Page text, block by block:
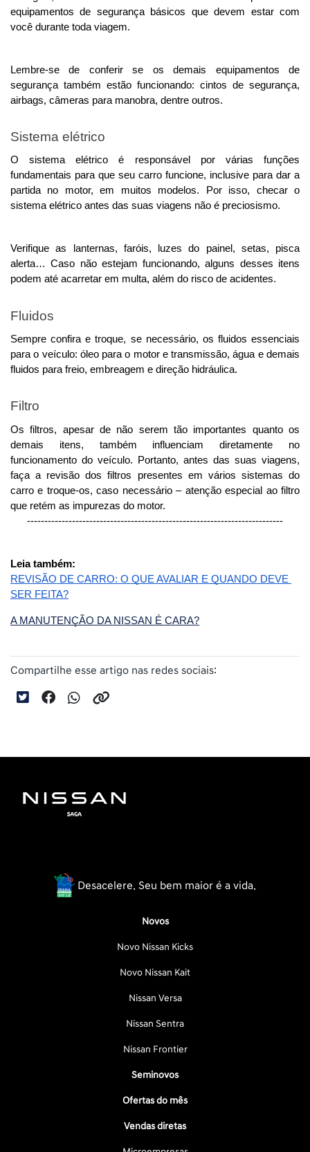
equipamentos de segurança básicos que devem estar com
você durante toda viagem.
Lembre-se de conferir se os demais equipamentos de
segurança também estão funcionando: cintos de segurança,
airbags, câmeras para manobra, dentre outros.
Sistema elétrico
O sistema elétrico é responsável por várias funções
fundamentais para que seu carro funcione, inclusive para dar a
partida no motor, em muitos modelos. Por isso, checar o
sistema elétrico antes das suas viagens não é preciosismo.
Verifique as lanternas, faróis, luzes do painel, setas, pisca
alerta… Caso não estejam funcionando, alguns desses itens
podem até acarretar em multa, além do risco de acidentes.
Fluidos
Sempre confira e troque, se necessário, os fluidos essenciais
para o veículo: óleo para o motor e transmissão, água e demais
fluidos para freio, embreagem e direção hidráulica.
Filtro
Os filtros, apesar de não serem tão importantes quanto os
demais itens, também influenciam diretamente no
funcionamento do veículo. Portanto, antes das suas viagens,
faça a revisão dos filtros presentes em vários sistemas do
carro e troque-os, caso necessário – atenção especial ao filtro
que retém as impurezas do motor.
--------------------------------------------------------------------------
Leia também:
REVISÃO DE CARRO: O QUE AVALIAR E QUANDO DEVE
SER FEITA?
A MANUTENÇÃO DA NISSAN É CARA?
Compartilhe esse artigo nas redes sociais:
Desacelere. Seu bem maior é a vida.
Novos
Novo Nissan Kicks
Novo Nissan Kait
Nissan Versa
Nissan Sentra
Nissan Frontier
Seminovos
Ofertas do mês
Vendas diretas